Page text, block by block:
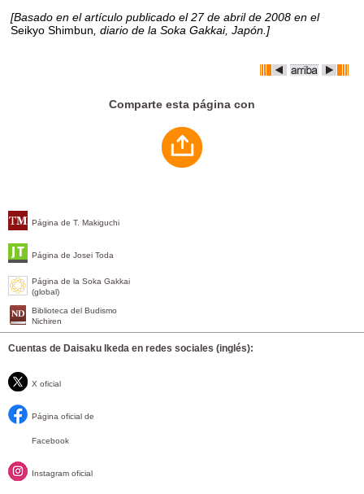
Página de T. Makiguchi
Página de Josei Toda
Página de la Soka Gakkai
(global)
Biblioteca del Budismo
Nichiren
Cuentas de Daisaku Ikeda en redes sociales (inglés):
X oficial
Página oficial de
Facebook
Instagram oficial
[Basado en el artículo publicado el 27 de abril de 2008 en el
Seikyo Shimbun , diario de la Soka Gakkai, Japón.]
Comparte esta página con